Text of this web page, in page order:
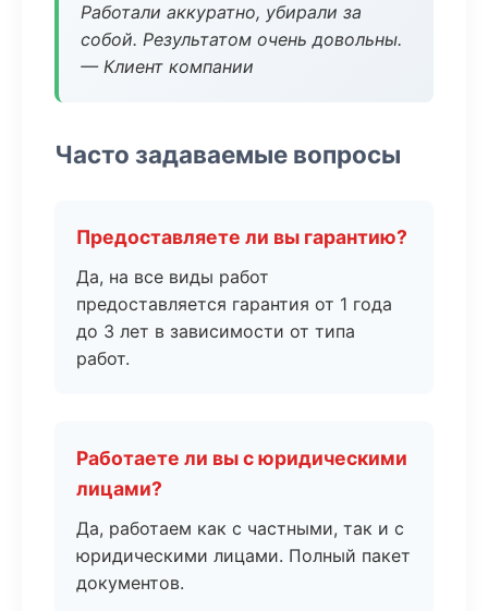
Работали аккуратно, убирали за
собой. Результатом очень довольны.
— Клиент компании
Часто задаваемые вопросы
Предоставляете ли вы гарантию?
Да, на все виды работ
предоставляется гарантия от 1 года
до 3 лет в зависимости от типа
работ.
Работаете ли вы с юридическими
лицами?
Да, работаем как с частными, так и с
юридическими лицами. Полный пакет
документов.